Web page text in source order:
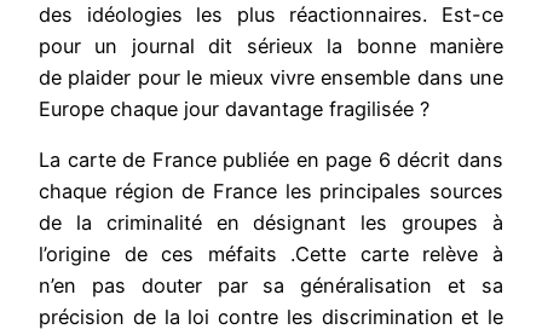
des idéologies les plus réactionnaires. Est-ce
pour un journal dit sérieux la bonne manière
de plaider pour le mieux vivre ensemble dans une
Europe chaque jour davantage fragilisée ?
La carte de France publiée en page 6 décrit dans
chaque région de France les principales sources
de la criminalité en désignant les groupes à
l’origine de ces méfaits .Cette carte relève à
n’en pas douter par sa généralisation et sa
précision de la loi contre les discrimination et le